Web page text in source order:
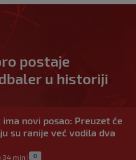
postaje
u historiji
novi posao: Preuzet će
su ranije već vodila dva
34 min | 0